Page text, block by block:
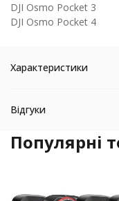
DJI Osmo Pocket 3
DJI Osmo Pocket 4
Характеристики
Відгуки
Популярні